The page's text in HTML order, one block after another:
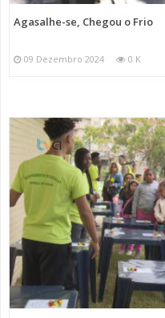
Agasalhe-se, Chegou o Frio
09 Dezembro 2024 0 K